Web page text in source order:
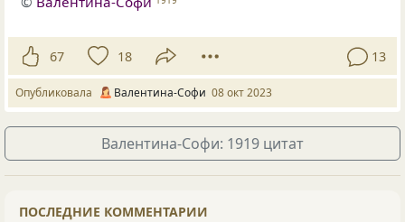
67 18 13
Опубликовала Валентина-Софи 08 окт 2023
Валентина-Софи: 1919 цитат
ПОСЛЕДНИЕ КОММЕНТАРИИ